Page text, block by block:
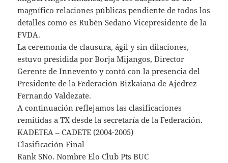
magnífico relaciones públicas pendiente de todos los
detalles como es Rubén Sedano Vicepresidente de la
FVDA.
La ceremonia de clausura, ágil y sin dilaciones,
estuvo presidida por Borja Mijangos, Director
Gerente de Innevento y contó con la presencia del
Presidente de la Federación Bizkaiana de Ajedrez
Fernando Valdezate.
A continuación reflejamos las clasificaciones
remitidas a TX desde la secretaría de la Federación.
KADETEA – CADETE (2004-2005)
Clasificación Final
Rank SNo. Nombre Elo Club Pts BUC